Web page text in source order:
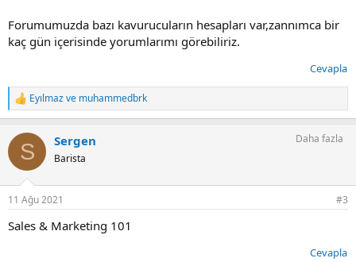
Forumumuzda bazı kavurucuların hesapları var,zannımca bir
kaç gün içerisinde yorumlarımı görebiliriz.
Cevapla
T
e
k
l
Eyılmazve muhammedbrk
S Sergen
Barista
Daha fazla
11 Ağu 2021 #3
Sales & Marketing 101
Cevapla